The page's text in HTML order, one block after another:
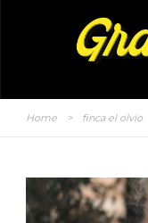
Home > finca el olvio